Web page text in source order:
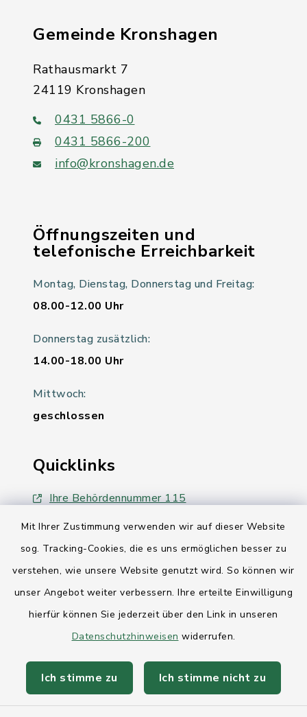
Mit Ihrer Zustimmung verwenden wir auf dieser Website
sog. Tracking-Cookies, die es uns ermöglichen besser zu
verstehen, wie unsere Website genutzt wird. So können wir
unser Angebot weiter verbessern. Ihre erteilte Einwilligung
hierfür können Sie jederzeit über den Link in unseren
Datenschutzhinweisen widerrufen.
Ich stimme zu Ich stimme nicht zu
Gemeinde Kronshagen
Rathausmarkt 7
24119 Kronshagen
0431 5866-0
0431 5866-200
info@kronshagen.de
Öffnungszeiten und
telefonische Erreichbarkeit
Montag, Dienstag, Donnerstag und Freitag:
08.00-12.00 Uhr
Donnerstag zusätzlich:
14.00-18.00 Uhr
Mittwoch:
geschlossen
Quicklinks
Ihre Behördennummer 115
Landesregierung Schleswig-Holstein
Kreis Rendsburg-Eckernförde
AktivRegion Mittelholstein
Kontakt